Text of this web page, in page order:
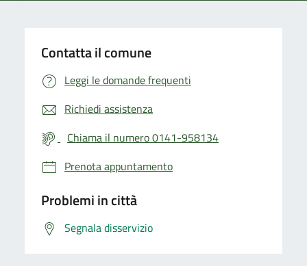
Contatta il comune
Leggi le domande frequenti
Richiedi assistenza
Chiama il numero 0141-958134
Prenota appuntamento
Problemi in città
Segnala disservizio